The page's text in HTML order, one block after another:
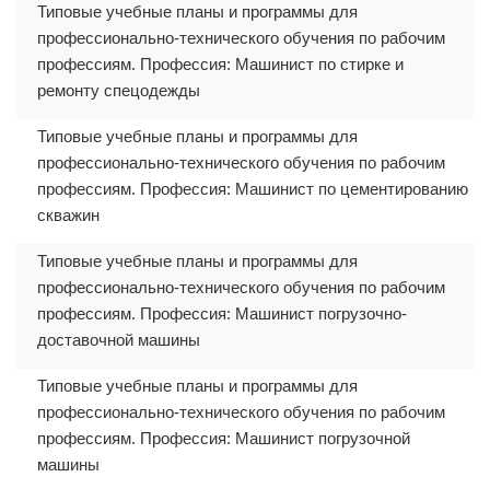
Типовые учебные планы и программы для
профессионально-технического обучения по рабочим
профессиям. Профессия: Машинист по стирке и
ремонту спецодежды
Типовые учебные планы и программы для
профессионально-технического обучения по рабочим
профессиям. Профессия: Машинист по цементированию
скважин
Типовые учебные планы и программы для
профессионально-технического обучения по рабочим
профессиям. Профессия: Машинист погрузочно-
доставочной машины
Типовые учебные планы и программы для
профессионально-технического обучения по рабочим
профессиям. Профессия: Машинист погрузочной
машины